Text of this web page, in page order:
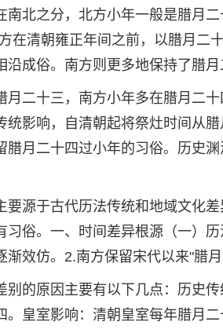
南北之分，北方小年一般是腊月
在清朝雍正年间之前，以腊月二
沿成俗。南方则更多地保持了腊
月二十三，南方小年多在腊月二
统影响，自清朝起将祭灶时间从
腊月二十四过小年的习俗。历史
要源于古代历法传统和地域文化
习俗。一、时间差异根源（一）
渐效仿。2.南方保留宋代以来"腊
别的原因主要有以下几点：历史
。皇室影响：清朝皇室每年腊月